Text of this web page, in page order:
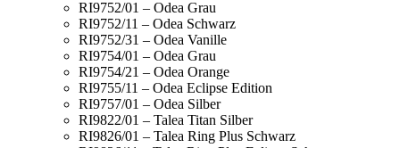
RI9752/01 – Odea Grau
RI9752/11 – Odea Schwarz
RI9752/31 – Odea Vanille
RI9754/01 – Odea Grau
RI9754/21 – Odea Orange
RI9755/11 – Odea Eclipse Edition
RI9757/01 – Odea Silber
RI9822/01 – Talea Titan Silber
RI9826/01 – Talea Ring Plus Schwarz